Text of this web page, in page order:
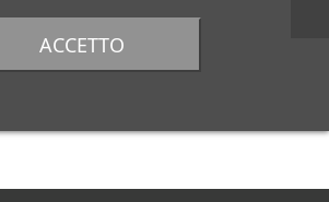
ACCETTO